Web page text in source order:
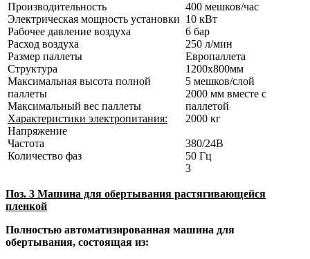
Производительность
Электрическая мощность установки
Рабочее давление воздуха
Расход воздуха
Размер паллеты
Структура
Максимальная высота полной
паллеты
Максимальный вес паллеты
Характеристики электропитания:
Напряжение
Частота
Количество фаз
400 мешков/час
10 кВт
6 бар
250 л/мин
Европаллета
1200х800мм
5 мешков/слой
2000 мм вместе с
паллетой
2000 кг
380/24В
50 Гц
3
Поз. 3 Машина для обертывания растягивающейся
пленкой
Полностью автоматизированная машина для
обертывания, состоящая из: